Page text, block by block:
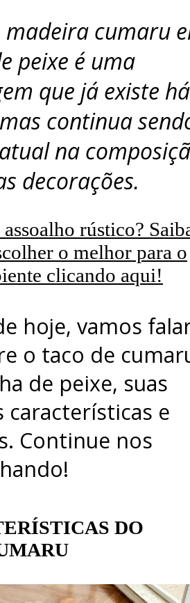
madeira cumaru
peixe é uma
que já existe há
continua
na
decorações.
rústico?
o melhor para o
clicando aqui!
hoje, vamos
o taco de
de peixe, suas
características e
Continue nos
DO